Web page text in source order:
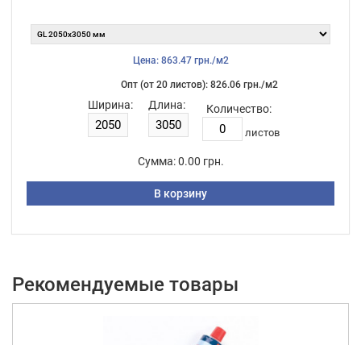
Цена: 863.47 грн./м2
Опт (от 20 листов): 826.06 грн./м2
Ширина: Длина: Количество:
листов
Сумма: 0.00 грн.
В корзину
Рекомендуемые товары